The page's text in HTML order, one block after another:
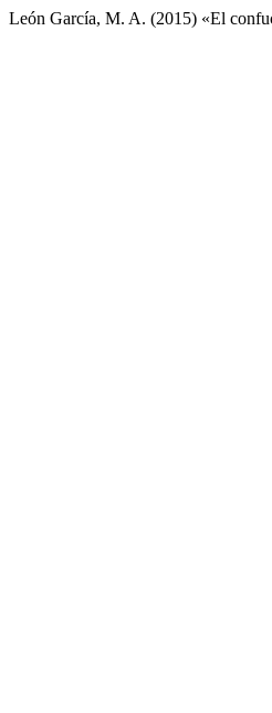
León García, M. A. (2015) «El